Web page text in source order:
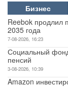
Бизнес
Reebok продлил
2035 года
7-08-2026, 16:23
Социальный
пенсий
3-08-2026, 10:39
Amazon